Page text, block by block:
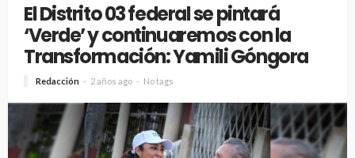
El Distrito 03 federal se pintará
‘Verde’ y continuaremos con la
Transformación: Yamili Góngora
Redacción 2 años ago No tags